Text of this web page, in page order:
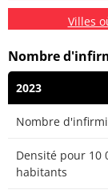
Villes
Nombre
2023
Nombre
Densité pour 10
habitants